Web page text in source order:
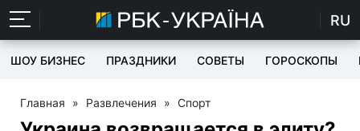
RU
ШОУ БИЗНЕС ПРАЗДНИКИ СОВЕТЫ ГОРОСКОПЫ
Главная » Развлечения » Спорт